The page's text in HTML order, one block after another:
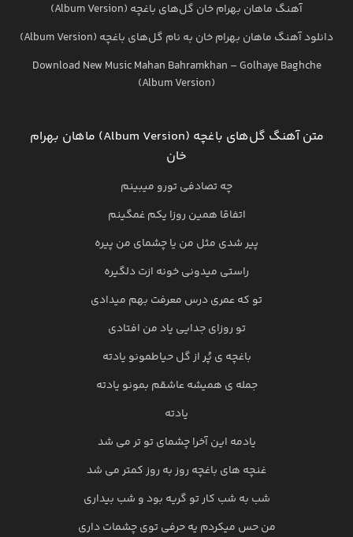
آهنگ ماهان بهرام خان گل‌های باغچه (Album Version)
دانلود آهنگ ماهان بهرام خان به نام گل‌های باغچه (Album Version)
Download New MusicMahan Bahramkhan –Golhaye Baghche
(Album Version)
متن آهنگ گل‌های باغچه (Album Version) ماهان بهرام
خان
چه تصادفی تورو میبینم
اتفاقا همین روزا یکم غمگینم
پیر شدی مثل من یا چشمای من پیره
راستی میدونی خونه ازت دلگیره
تو که عمری درس معرفت بهم میدادی
تو روزای جدایی یاد من افتادی
باغچه ی پُر از گل حیاطمونو یادته
جمله ی همیشه عاشقم بمونو یادته
یادته
یادمه این آخرا چشمای تو تر می شد
غنچه های باغچه روز به روز کمتر می شد
شب به شب کار تو گریه بود و شب بیداری
من حس میکردم یه حرفی توی چشمات داری